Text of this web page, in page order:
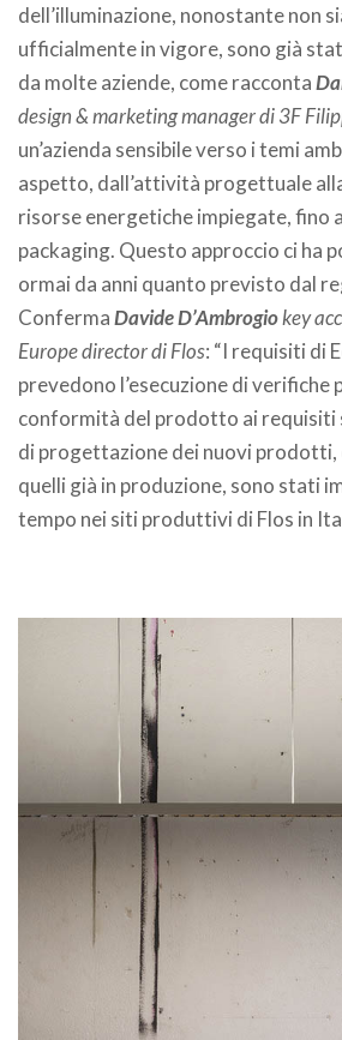
dell’illuminazione, nonostante non
ufficialmente in vigore, sono già
da molte aziende, come racconta
design & marketing manager di 3F
un’azienda sensibile verso i temi
aspetto, dall’attività progettuale
risorse energetiche impiegate, fino
packaging. Questo approccio ci ha
ormai da anni quanto previsto dal
ConfermaDavide D’Ambrogiokey
Europe director di Flos: “I requisiti di
prevedono l’esecuzione di
conformità del prodotto ai requisiti
di progettazione dei nuovi prodotti,
quelli già in produzione, sono stati
tempo nei siti produttivi di Flos in